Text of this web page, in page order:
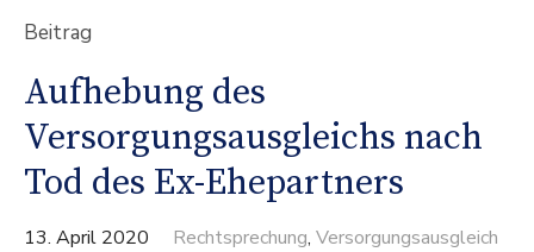
Beitrag
Aufhebung des
Versorgungsausgleichs nach
Tod des Ex-Ehepartners
13. April 2020 Rechtsprechung, Versorgungsausgleich